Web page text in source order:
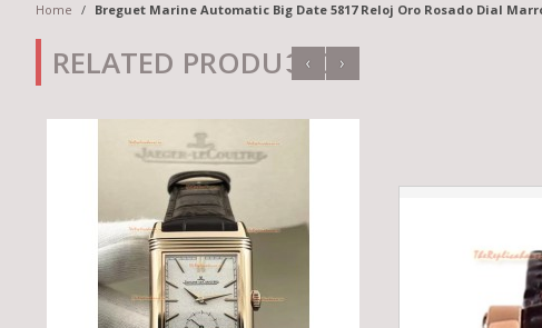
Home / Breguet Marine Automatic Big Date 5817 Reloj Oro Rosado Dial
RELATED PRODUCTS
‹ ›